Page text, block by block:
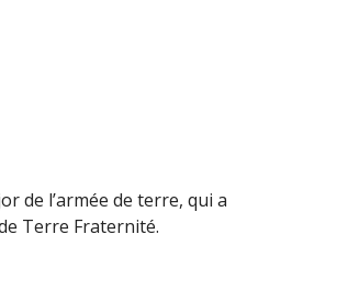
de l’armée de terre, qui a
Terre Fraternité.